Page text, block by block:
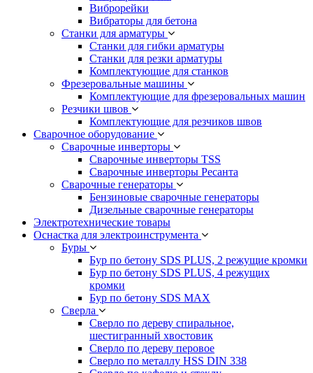
Виброрейки
Вибраторы для бетона
Станки для арматуры
Станки для гибки арматуры
Станки для резки арматуры
Комплектующие для станков
Фрезеровальные машины
Комплектующие для фрезеровальных машин
Резчики швов
Комплектующие для резчиков швов
Сварочное оборудование
Сварочные инверторы
Сварочные инверторы TSS
Сварочные инверторы Ресанта
Сварочные генераторы
Бензиновые сварочные генераторы
Дизельные сварочные генераторы
Электротехнические товары
Оснастка для электроинструмента
Буры
Бур по бетону SDS PLUS, 2 режущие кромки
Бур по бетону SDS PLUS, 4 режущих
кромки
Бур по бетону SDS MAX
Сверла
Сверло по дереву спиральное,
шестигранный хвостовик
Сверло по дереву перовое
Сверло по металлу HSS DIN 338